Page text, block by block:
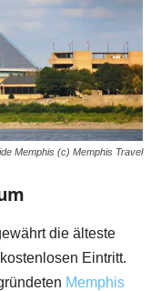
Memphis (c) Memphis Travel
die älteste
Eintritt.
Memphis